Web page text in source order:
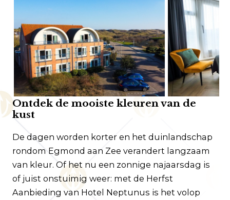
Veelgestelde vragen
Contact
Route
Ontdek de mooiste kleuren van de
kust
De dagen worden korter en het duinlandschap
rondom Egmond aan Zee verandert langzaam
van kleur. Of het nu een zonnige najaarsdag is
of juist onstuimig weer: met de Herfst
Aanbieding van Hotel Neptunus is het volop